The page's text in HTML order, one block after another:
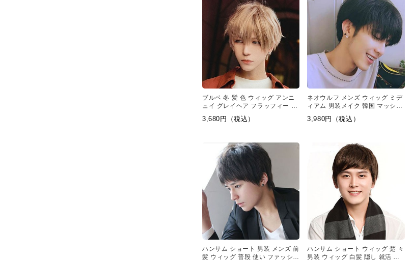
ブルベ 冬 髪 色 ウィッグ アンニ
ュイ グレイヘア フラッフィー お
国 風 マッシュ イメチェン
3,680円（税込）
ネオウルフ メンズ ウィッグ ミデ
ィアム 男装メイク 韓国 マッシュ
ショート
3,980円（税込）
ハンサム ショート 男装 メンズ 前
髪 ウィッグ 普段 使い ファッショ
ハンサム ショート ウィッグ 楚 々
男装 ウィッグ 白髪 隠し 就活 前